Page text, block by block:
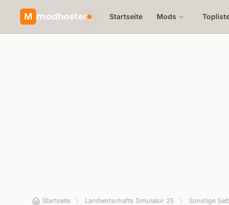
M modhoster Startseite Mods
Startseite Landwirtschafts Simulator 25 Sonstige